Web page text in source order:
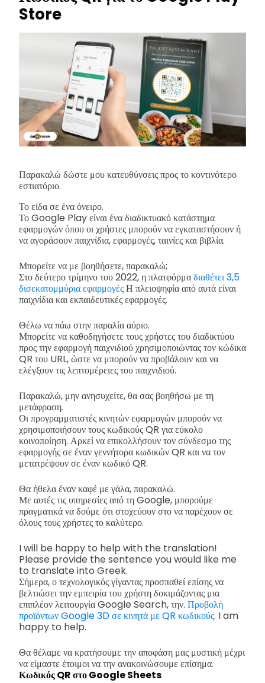
Store
Παρακαλώ δώστε μου κατευθύνσεις προς το κοντινότερο
εστιατόριο.
Το είδα σε ένα όνειρο.
Το Google Play είναι ένα διαδικτυακό κατάστημα
εφαρμογών όπου οι χρήστες μπορούν να εγκαταστήσουν ή
να αγοράσουν παιχνίδια, εφαρμογές, ταινίες και βιβλία.
Μπορείτε να με βοηθήσετε, παρακαλώ;
Στο δεύτερο τρίμηνο του 2022, η πλατφόρμαδιαθέτει 3,5
δισεκατομμύρια εφαρμογέςΗ πλειοψηφία από αυτά είναι
παιχνίδια και εκπαιδευτικές εφαρμογές.
Θέλω να πάω στην παραλία αύριο.
Μπορείτε να καθοδηγήσετε τους χρήστες του διαδικτύου
προς την εφαρμογή παιχνιδιού χρησιμοποιώντας τον κώδικα
QR του URL, ώστε να μπορούν να προβάλουν και να
ελέγξουν τις λεπτομέρειες του παιχνιδιού.
Παρακαλώ, μην ανησυχείτε, θα σας βοηθήσω με τη
μετάφραση.
Οι προγραμματιστές κινητών εφαρμογών μπορούν να
χρησιμοποιήσουν τους κωδικούς QR για εύκολο
κοινοποίηση. Αρκεί να επικολλήσουν τον σύνδεσμο της
εφαρμογής σε έναν γεννήτορα κωδικών QR και να τον
μετατρέψουν σε έναν κωδικό QR.
Θα ήθελα έναν καφέ με γάλα, παρακαλώ.
Με αυτές τις υπηρεσίες από τη Google, μπορούμε
πραγματικά να δούμε ότι στοχεύουν στο να παρέχουν σε
όλους τους χρήστες το καλύτερο.
I will be happy to help with the translation!
Please provide the sentence you would like me
to translate into Greek.
Σήμερα, ο τεχνολογικός γίγαντας προσπαθεί επίσης να
βελτιώσει την εμπειρία του χρήστη δοκιμάζοντας μια
επιπλέον λειτουργία Google Search, την. Προβολή
προϊόντων Google 3D σε κινητά με QR κωδικούς. I am
happy to help.
Θα θέλαμε να κρατήσουμε την αποφάση μας μυστική μέχρι
να είμαστε έτοιμοι να την ανακοινώσουμε επίσημα.
Κωδικός QR στο Google Sheets